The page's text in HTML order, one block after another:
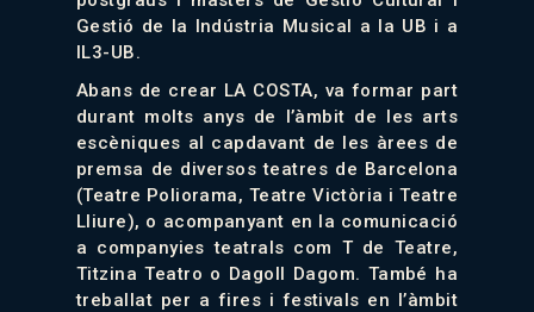
Gestió de la Indústria Musical a la UB i a
IL3-UB.
Abans de crear LA COSTA, va formar part
durant molts anys de l’àmbit de les arts
escèniques al capdavant de les àrees de
premsa de diversos teatres de Barcelona
(Teatre Poliorama, Teatre Victòria i Teatre
Lliure), o acompanyant en la comunicació
a companyies teatrals com T de Teatre,
Titzina Teatro o Dagoll Dagom. També ha
treballat per a fires i festivals en l’àmbit